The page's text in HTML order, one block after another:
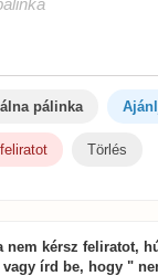
pálinka
Törlés
nem kérsz feliratot,
írd be, hogy "